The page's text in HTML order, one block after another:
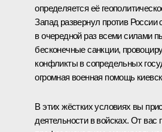
определяется её
Запад развернул против
в очередной раз всеми силами
бесконечные санкции,
конфликты в сопредельных
огромная военная помощь
В этих жёстких условиях вы
деятельности в войсках. От